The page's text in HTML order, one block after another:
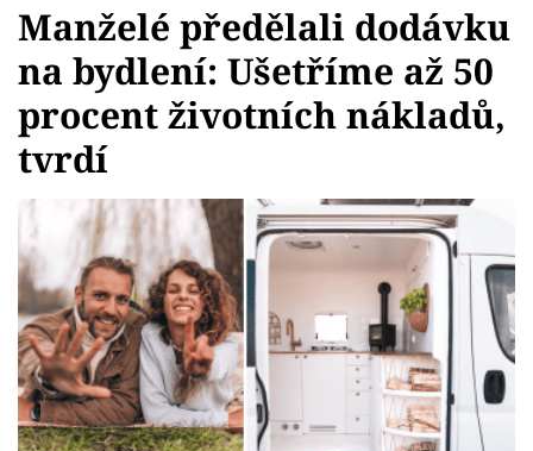
Témata
Bydlení
Zahrada
Design
Sledujte prima+
Přihlášení
Manželé předělali dodávku
na bydlení: Ušetříme až 50
procent životních nákladů,
tvrdí